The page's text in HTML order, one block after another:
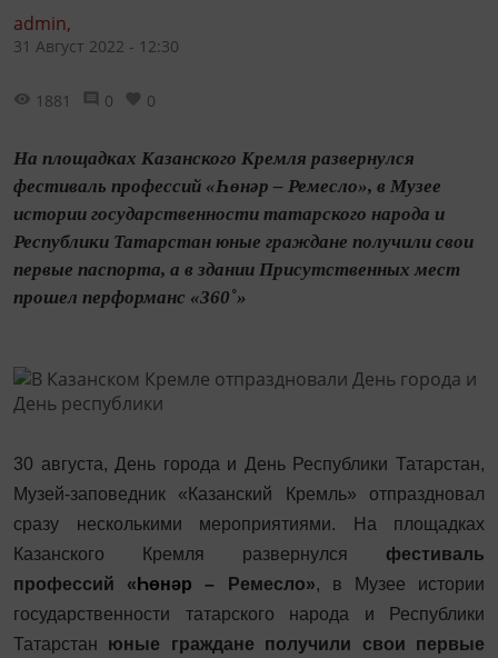
admin,
31 Август 2022 - 12:30
1881 0 0
На площадках Казанского Кремля развернулся
фестиваль профессий «Һөнәр – Ремесло», в Музее
истории государственности татарского народа и
Республики Татарстан юные граждане получили свои
первые паспорта, а в здании Присутственных мест
прошел перформанс «360˚»
30 августа, День города и День Республики Татарстан,
Музей-заповедник «Казанский Кремль» отпраздновал
сразу несколькими мероприятиями. На площадках
Казанского Кремля развернулся фестиваль
профессий « Һөнәр – Ремесло», в Музее истории
государственности татарского народа и Республики
Татарстан юные граждане получили свои первые